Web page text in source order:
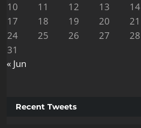
10
11 12 13 14
17
18 19 20 21
24
25 26 27 28
31
« Jun
Recent Tweets